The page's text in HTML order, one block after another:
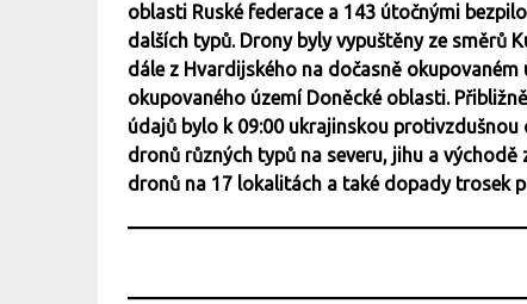
oblasti Ruské federace a 143 útočnými
dalších typů. Drony byly vypuštěny ze směrů
dále z Hvardijského na dočasně
okupovaného území Doněcké oblasti.
údajů bylo k 09:00 ukrajinskou
dronů různých typů na severu, jihu a
dronů na 17 lokalitách a také dopady trosek